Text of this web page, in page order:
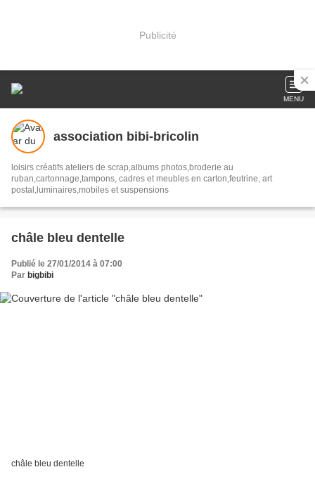
Publicité
MENU
association bibi-bricolin
loisirs créatifs ateliers de scrap,albums photos,broderie au
ruban,cartonnage,tampons, cadres et meubles en carton,feutrine, art
postal,luminaires,mobiles et suspensions
châle bleu dentelle
Publié le 27/01/2014 à 07:00
Par bigbibi
châle bleu dentelle